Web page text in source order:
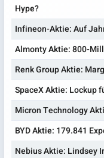
Hype?
Infineon-Aktie: Auf
Almonty Aktie: 800-
Renk Group Aktie:
SpaceX Aktie: Lockup
Micron Technology
BYD Aktie: 179.841
Nebius Aktie: Lindsey